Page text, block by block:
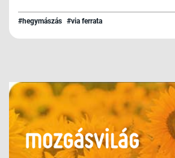
#hegymászás #via ferrata